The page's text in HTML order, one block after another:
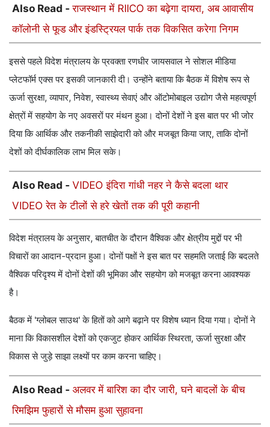
Also Read -राजस्थान में RIICO का बढ़ेगा दायरा, अब आवासीय
कॉलोनी से फूड और इंडस्ट्रियल पार्क तक विकसित करेगा निगम
इससे पहले विदेश मंत्रालय के प्रवक्ता रणधीर जायसवाल ने सोशल मीडिया
प्लेटफॉर्म एक्स पर इसकी जानकारी दी। उन्होंने बताया कि बैठक में विशेष रूप से
ऊर्जा सुरक्षा, व्यापार, निवेश, स्वास्थ्य सेवाएं और ऑटोमोबाइल उद्योग जैसे महत्वपूर्ण
क्षेत्रों में सहयोग के नए अवसरों पर मंथन हुआ। दोनों देशों ने इस बात पर भी जोर
दिया कि आर्थिक और तकनीकी साझेदारी को और मजबूत किया जाए, ताकि दोनों
देशों को दीर्घकालिक लाभ मिल सके।
Also Read - VIDEO इंदिरा गांधी नहर ने कैसे बदला थार
VIDEO रेत के टीलों से हरे खेतों तक की पूरी कहानी
विदेश मंत्रालय के अनुसार, बातचीत के दौरान वैश्विक और क्षेत्रीय मुद्दों पर भी
विचारों का आदान-प्रदान हुआ। दोनों पक्षों ने इस बात पर सहमति जताई कि बदलते
वैश्विक परिदृश्य में दोनों देशों की भूमिका और सहयोग को मजबूत करना आवश्यक
है।
बैठक में 'ग्लोबल साउथ' के हितों को आगे बढ़ाने पर विशेष ध्यान दिया गया। दोनों ने
माना कि विकासशील देशों को एकजुट होकर आर्थिक स्थिरता, ऊर्जा सुरक्षा और
विकास से जुड़े साझा लक्ष्यों पर काम करना चाहिए।
Also Read - अलवर में बारिश का दौर जारी, घने बादलों के बीच
रिमझिम फुहारों से मौसम हुआ सुहावना